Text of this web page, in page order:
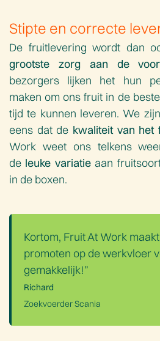
Stipte en correcte
De fruitlevering wordt dan
grootste zorg aan de
bezorgers lijken het hun
maken om ons fruit in de
tijd te kunnen leveren. We
eens dat de kwaliteit van het
Work weet ons telkens
de leuke variatieaan
in de boxen.
Kortom, Fruit At Work
promoten op de werkvloer
gemakkelijk!”
Richard
Zoekvoerder Scania